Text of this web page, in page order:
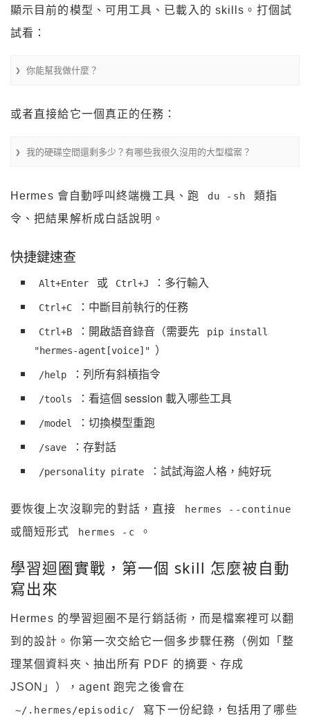
顯示目前的模型、可用工具、已載入的 skills。打個試
試看：
❯ 你能幫我做什麼？
或者直接給它一個真正的任務：
❯ 我的硬碟空間還剩多少？有哪些我很久沒用的大型檔案？
Hermes 會自動呼叫終端機工具、跑 du -sh
類指
令、把結果解析成白話說明。
快捷鍵速查
Alt+Enter 或 Ctrl+J ：多行輸入
Ctrl+C ：中斷目前執行的任務
Ctrl+B ：開啟語音錄音（需要先
pip install
"hermes-agent[voice]" ）
/help ：列所有斜槓指令
/tools ：看這個 session 載入哪些工具
/model ：切換模型重跑
/save ：存對話
/personality pirate ：試試海盜人格，純好玩
要恢復上次沒聊完的對話，直接 hermes --continue
或簡短形式 hermes -c 。
學習迴圈實戰，第一個 skill 怎麼被自動
寫出來
Hermes 的學習迴圈不是行銷話術，而是檔案裡可以翻
到的設計。你第一次交給它一個多步驟任務（例如「整
理某個資料夾、抽出所有 PDF 的摘要、存成
JSON」），agent 跑完之後會在
~/.hermes/episodic/
寫下一份紀錄，包括用了哪些